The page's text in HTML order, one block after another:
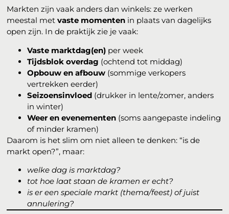
Markten zijn vaak anders dan winkels: ze werken
meestal metvaste momenten in plaats van dagelijks
open zijn. In de praktijk zie je vaak:
Vaste marktdag(en) per week
Tijdsblok overdag (ochtend tot middag)
Opbouw en afbouw (sommige verkopers
vertrekken eerder)
Seizoensinvloed (drukker in lente/zomer, anders
in winter)
Weer en evenementen (soms aangepaste indeling
of minder kramen)
Daarom is het slim om niet alleen te denken: “is de
markt open?”, maar:
welke dag is marktdag?
tot hoe laat staan de kramen er echt?
is er een speciale markt (thema/feest) of juist
annulering?